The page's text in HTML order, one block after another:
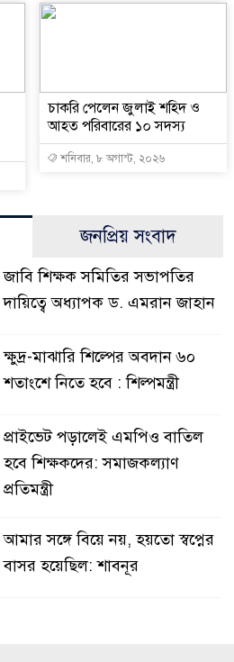
চাকরি পেলেন জুলাই শহিদ ও
আহত পরিবারের ১০ সদস্য
শনিবার, ৮ অগাস্ট, ২০২৬
জনপ্রিয় সংবাদ
জাবি শিক্ষক সমিতির সভাপতির
দায়িত্বে অধ্যাপক ড. এমরান জাহান
ক্ষুদ্র-মাঝারি শিল্পের অবদান ৬০
শতাংশে নিতে হবে : শিল্পমন্ত্রী
প্রাইভেট পড়ালেই এমপিও বাতিল
হবে শিক্ষকদের: সমাজকল্যাণ
প্রতিমন্ত্রী
আমার সঙ্গে বিয়ে নয়, হয়তো স্বপ্নের
বাসর হয়েছিল: শাবনূর